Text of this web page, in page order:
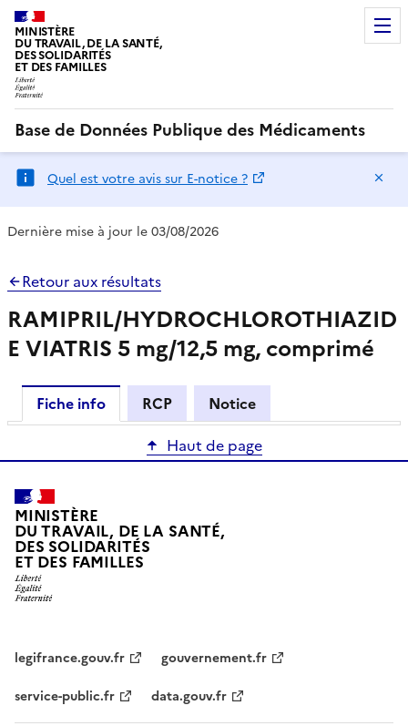
MINISTÈRE
DU TRAVAIL, DE LA SANTÉ,
DES SOLIDARITÉS
ET DES FAMILLES
Base de Données Publique des Médicaments
Quel est votre avis sur E-notice ?
Dernière mise à jour le 03/08/2026
Retour aux résultats
RAMIPRIL/HYDROCHLOROTHIAZID
E VIATRIS 5 mg/12,5 mg, comprimé
Fiche info RCP
Notice
Haut de page
MINISTÈRE
DU TRAVAIL, DE LA SANTÉ,
DES SOLIDARITÉS
ET DES FAMILLES
legifrance.gouv.fr
gouvernement.fr
service-public.fr
data.gouv.fr